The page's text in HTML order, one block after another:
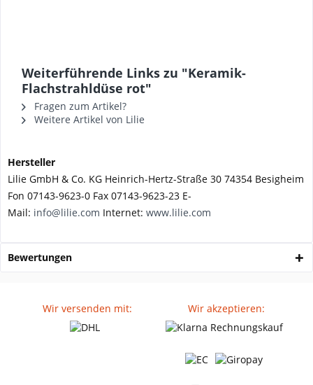
Weiterführende Links zu "Keramik-
Flachstrahldüse rot"
Fragen zum Artikel?
Weitere Artikel von Lilie
Hersteller
Lilie GmbH & Co. KG Heinrich-Hertz-Straße 30 74354 Besigheim
Fon 07143-9623-0 Fax 07143-9623-23 E-
Mail: info@lilie.com Internet: www.lilie.com
Bewertungen
Wir versenden mit: Wir akzeptieren: